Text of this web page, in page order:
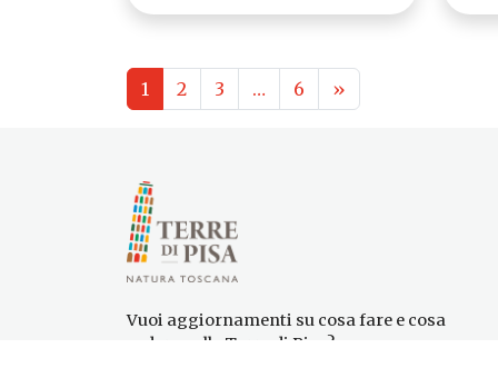
1 2 3 … 6 »
Vuoi aggiornamenti su cosa fare e cosa
vedere nelle Terre di Pisa?